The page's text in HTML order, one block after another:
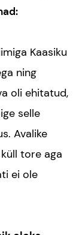
Kaasiku
ning
oli ehitatud,
selle
Avalike
tore aga
ei ole